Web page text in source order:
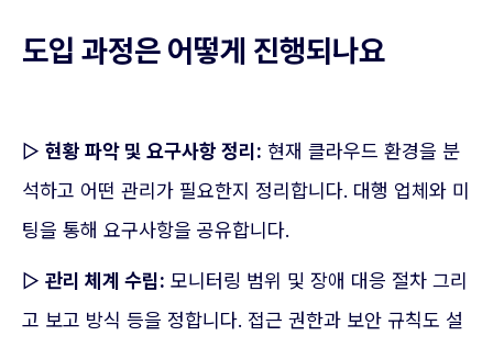
도입 과정은 어떻게 진행되나요
▷ 현황 파악 및 요구사항 정리: 현재 클라우드 환경을 분
석하고 어떤 관리가 필요한지 정리합니다. 대행 업체와 미
팅을 통해 요구사항을 공유합니다.
▷ 관리 체계 수립: 모니터링 범위 및 장애 대응 절차 그리
고 보고 방식 등을 정합니다. 접근 권한과 보안 규칙도 설